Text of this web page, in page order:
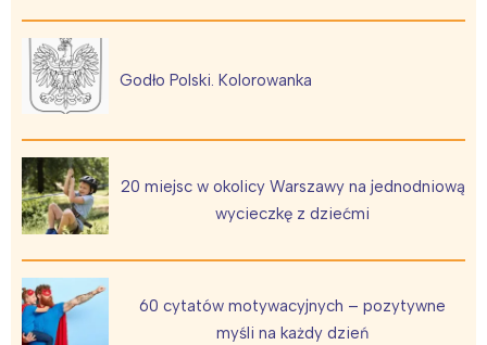
Godło Polski. Kolorowanka
20 miejsc w okolicy Warszawy na jednodniową
wycieczkę z dziećmi
60 cytatów motywacyjnych – pozytywne
myśli na każdy dzień
Poznań
Wrocław
Wszystkie
Wybieram